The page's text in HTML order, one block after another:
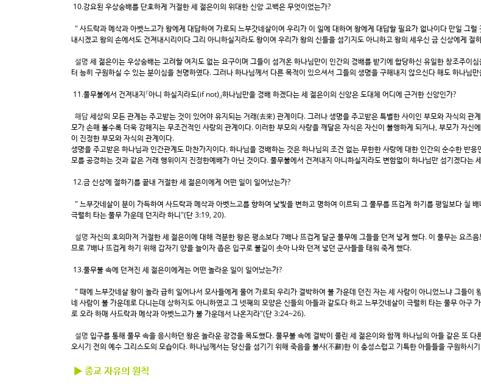
10.강요된 우상숭배를 단호하게 거절한 세 젊은이의 위대한 신앙 고백은 무엇이었는가?
" 사드락과 메삭과 아벳느고가 왕에게 대답하여 가로되 느부갓네살이여 우리가 이 일에 대하여 왕에게 대답할 필요가 없나이다 만일 그
내시겠고 왕의 손에서도 건져내시리이다 그리 아니하실지라도 왕이여 우리가 왕의 신들을 섬기지도 아니하고 왕의 세우신 금 신상에게
설명 세 젊은이는 우상숭배는 고려할 여지도 없는 요구이며 그들이 섬겨온 하나님만이 인간의 경배를 받기에 합당하신 유일한 창조주이
터 능히 구원하실 수 있는 분이심을 천명하였다. 그러나 하나님께서 다른 목적이 있으셔서 그들의 생명을 구해내지 않으신다 해도 하나님
11.풀무불에서 건져내지「아니 하실지라도(if not)」하나님만을 경배 하겠다는 세 젊은이의 신앙은 도대체 어디에 근거한 신앙인가?
해답세상의 모든 관계는 주고받는 것이 있어야 유지되는 거래(去來) 관계이다. 그러나 생명을 주고받은 특별한 사이인 부모와 자식의
모가 손해 볼수록 더욱 강해지는 무조건적인 사랑의 관계이다. 이러한 부모의 사랑을 깨달은 자식은 자신이 불행하게 되거나, 부모가 자
이 진정한 부모와 자식의 관계이다.
생명을 주고받은 하나님과 인간관계도 마찬가지이다. 하나님을 경배하는 것은 하나님의 조건 없는 무한한 사랑에 대한 인간의 순수한 반
모를 공경하는 것과 같은 거래 행위이지 진정한예배가 아닌 것이다. 풀무불에서 건져내지 아니하실지라도 변함없이 하나님만 섬기겠다는
12.금 신상에 절하기를 끝내 거절한 세 젊은이에게 어떤 일이 일어났는가?
" 느부갓네살이 분이 가득하여 사드락과 메삭과 아벳느고를 향하여 낯빛을 변하고 명하여 이르되 그 풀무를 뜨겁게 하기를 평일보다 칠
극렬히 타는 풀무 가운데 던지라 하니"(단 3:19, 20).
설명 자신의 호의마저 거절한 세 젊은이에 대해 격분한 왕은 평소보다 7배나 뜨겁게 달군 풀무에 그들을 던져 넣게 했다. 이 풀무는 요즈
므로 7배나 뜨겁게 하기 위해 갑자기 양을 늘이자 좁은 입구로 불길이 솟아 나와 던져 넣던 군사들을 태워 죽게 했다.
13.풀무불 속에 던져진 세 젊은이에게는 어떤 놀라운 일이 일어났는가?
" 때에 느부갓네살 왕이 놀라 급히 일어나서 모사들에게 물어 가로되 우리가 결박하여 불 가운데 던진 자는 세 사람이 아니었느냐 그들
네 사람이 불 가운데로 다니는데 상하지도 아니하였고 그 넷째의 모양은 신들의 아들과 같도다 하고 느부갓네살이 극렬히 타는 풀무 아구
로 오라 하매 사드락과 메삭과 아벳느고가 불 가운데서 나온지라"(단 3:24~26).
설명 입구를 통해 풀무 속을 응시하던 왕은 놀라운 광경을 목도했다. 풀무불 속에 결박이 풀린 세 젊은이와 함께 하나님의 아들 같은 또
오시기 전의 예수 그리스도의 모습이다. 하나님께서는 당신을 섬기기 위해 죽음을 불사(不辭)한 이 충성스럽고 기특한 아들들을 구원하시
▶ 종교 자유의 원칙